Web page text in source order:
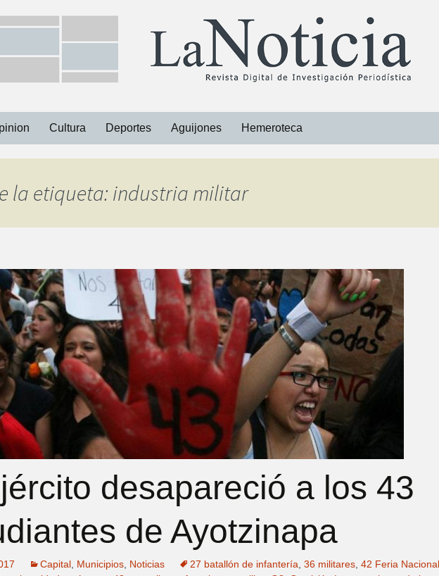
Cultura Deportes Aguijones Hemeroteca
Libros
Revistas
la etiqueta: industria militar
desapareció a los 43
de Ayotzinapa
Capital Municipios Noticias 27 batallón de infantería 36 militares 42 Feria Nacional